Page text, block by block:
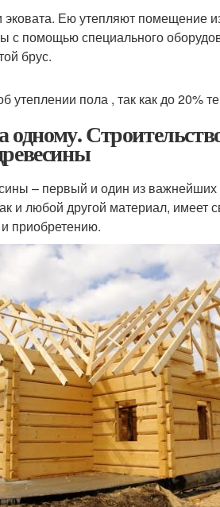
Ею утепляют помещение
с помощью специального
брус.
пола , так как до 20%
одному.
– первый и один из важнейших
и любой другой материал, имеет
приобретению.